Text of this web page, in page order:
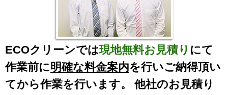
ECOクリーンでは現地無料お見積り にて
作業前に明確な料金案内を行いご納得頂い
てから作業を行います。 他社のお見積り